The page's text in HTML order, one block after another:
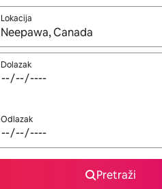
Lokacija
Kada budu dostupni rezultati, moći
Dolazak
Odlazak
Pretraži